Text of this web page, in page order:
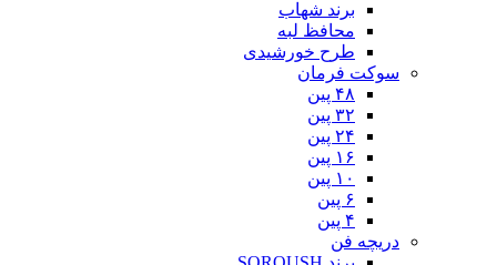
برند شهاب
محافظ لبه
طرح خورشیدی
سوکت فرمان
۴۸ پین
۳۲ پین
۲۴ پین
۱۶ پین
۱۰ پین
۶ پین
۴ پین
دریچه فن